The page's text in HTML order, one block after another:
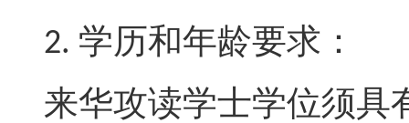
2. 学历和年龄要求：
来华攻读学士学位须具